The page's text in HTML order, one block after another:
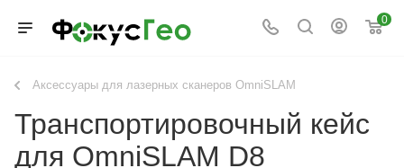
0
Аксессуары для лазерных сканеров OmniSLAM
Транспортировочный кейс
для OmniSLAM D8